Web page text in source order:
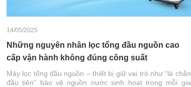
14/05/2025
Những nguyên nhân lọc tổng đầu nguồn cao
cấp vận hành không đúng công suất
Máy lọc tổng đầu nguồn – thiết bị giữ vai trò như “lá chắn
đầu tiên” bảo vệ nguồn nước sinh hoạt trong mỗi gia